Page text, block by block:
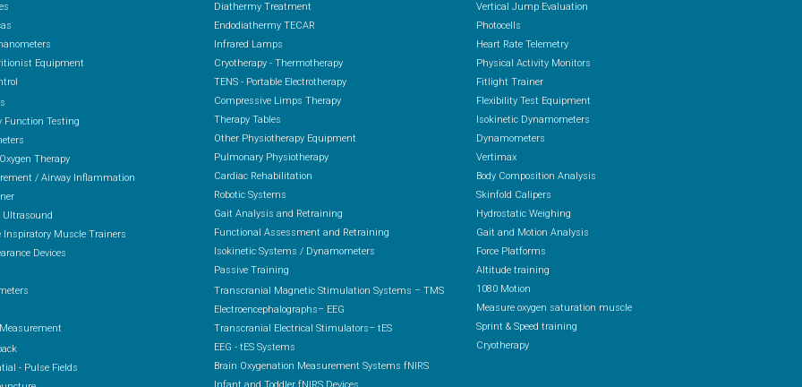
Equipment
Function Testing
Therapy
/ Airway Inflammation
Inspiratory Muscle Trainers
Devices
- Pulse Fields
Diathermy Treatment
Endodiathermy TECAR
Infrared Lamps
Cryotherapy - Thermotherapy
TENS - Portable Electrotherapy
Compressive Limps Therapy
Therapy Tables
Other Physiotherapy Equipment
Pulmonary Physiotherapy
Cardiac Rehabilitation
Robotic Systems
Gait Analysis and Retraining
Functional Assessment and Retraining
Isokinetic Systems / Dynamometers
Passive Training
Transcranial Magnetic Stimulation Systems – TMS
Electroencephalographs– EEG
Transcranial Electrical Stimulators– tES
EEG - tES Systems
Brain Oxygenation Measurement Systems fNIRS
Vertical Jump Evaluation
Photocells
Heart Rate Telemetry
Physical Activity Monitors
Fitlight Trainer
Flexibility Test Equipment
Isokinetic Dynamometers
Dynamometers
Vertimax
Body Composition Analysis
Skinfold Calipers
Hydrostatic Weighing
Gait and Motion Analysis
Force Platforms
Altitude training
1080 Motion
Measure oxygen saturation muscle
Sprint & Speed training
Cryotherapy